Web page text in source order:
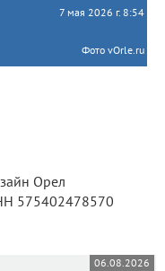
7 мая 2026 г. 8:54
Фото vOrle.ru
575402478570
06.08.2026